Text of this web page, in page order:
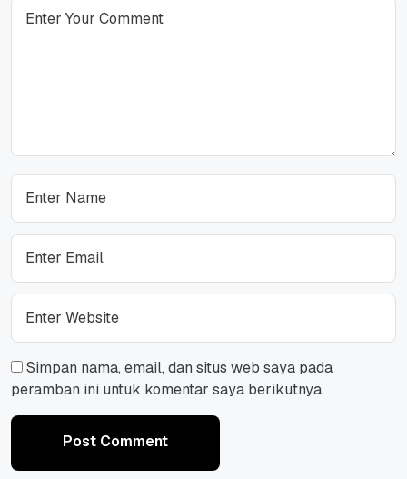
Simpan nama, email, dan situs web saya pada
peramban ini untuk komentar saya berikutnya.
Post Comment